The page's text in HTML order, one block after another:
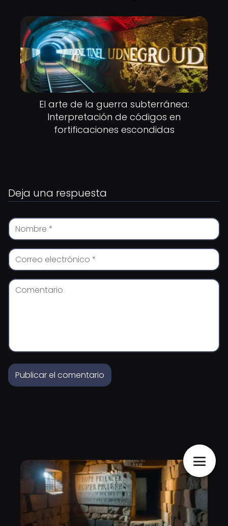
El arte de la guerra subterránea:
Interpretación de códigos en
fortificaciones escondidas
Deja una respuesta